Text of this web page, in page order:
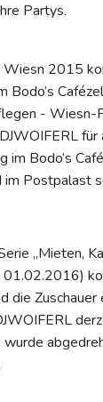
Partys.
2015
Bodo’s
- Wiesn-
für
im Bodo’s
Postpalast
„Mieten,
die Zuschauer